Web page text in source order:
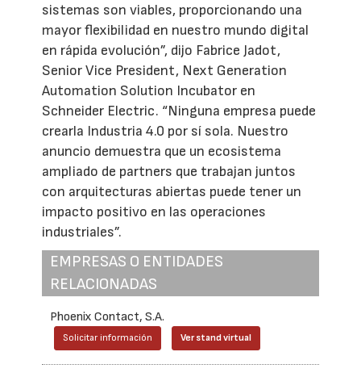
sistemas son viables, proporcionando una
mayor flexibilidad en nuestro mundo digital
en rápida evolución”, dijo Fabrice Jadot,
Senior Vice President, Next Generation
Automation Solution Incubator en
Schneider Electric. “Ninguna empresa puede
crearla Industria 4.0 por sí sola. Nuestro
anuncio demuestra que un ecosistema
ampliado de partners que trabajan juntos
con arquitecturas abiertas puede tener un
impacto positivo en las operaciones
industriales”.
EMPRESAS O ENTIDADES
RELACIONADAS
Phoenix Contact, S.A.
Solicitar información Ver stand virtual